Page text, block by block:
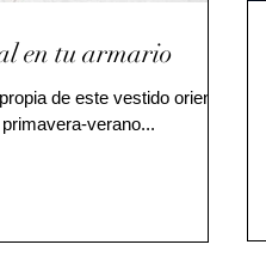
en tu armario
de este vestido oriental,
verano...